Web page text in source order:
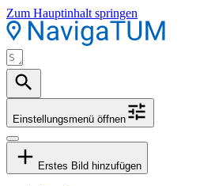
Zum Hauptinhalt springen
Einstellungsmenü öffnen
Erstes Bild hinzufügen